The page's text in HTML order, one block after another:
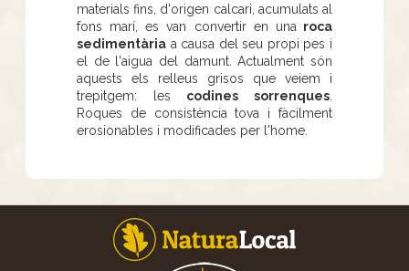
materials fins, d'origen calcari, acumulats al
fons marí, es van convertir en una roca
sedimentària a causa del seu propi pes i
el de l'aigua del damunt. Actualment són
aquests els relleus grisos que veiem i
trepitgem: les codines sorrenques
Roques de consistència tova i fàcilment
erosionables i modificades per l'home.